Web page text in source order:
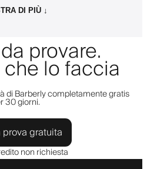
DI PIÙ ↓
provare.
lo faccia
di Barberly completamente gratis
30 giorni.
prova gratuita
non richiesta